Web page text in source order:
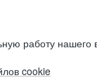
работу нашего
cookie